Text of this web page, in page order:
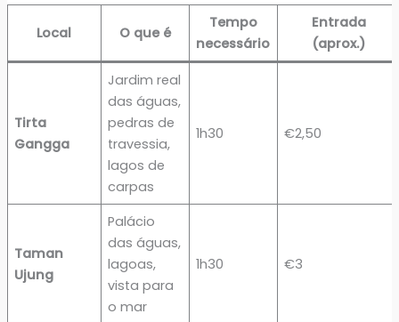
Local O que é
Tempo
necessário
Entrada
(aprox.)
Tirta
Gangga
Jardim real
das águas,
pedras de
travessia,
lagos de
carpas
1h30 €2,50
Taman
Ujung
Palácio
das águas,
lagoas,
vista para
o mar
1h30 €3